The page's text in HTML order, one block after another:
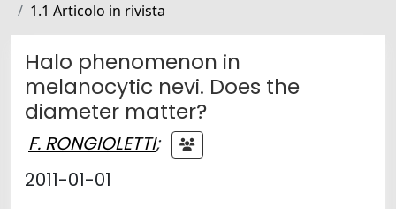
1.1 Articolo in rivista
Halo phenomenon in
melanocytic nevi. Does the
diameter matter?
F. RONGIOLETTI;
2011-01-01